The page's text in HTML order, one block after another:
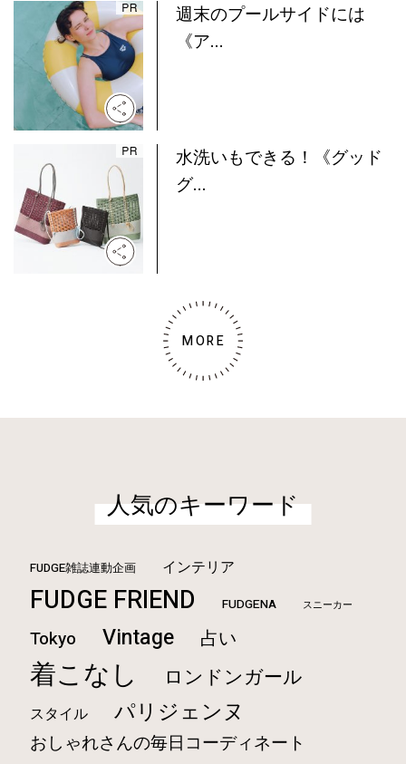
週末のプールサイドには
《ア...
水洗いもできる！《グッド
グ...
MORE
人気のキーワード
FUDGE雑誌連動企画 インテリア
FUDGE FRIEND FUDGENA スニーカー
Tokyo Vintage 占い
着こなし ロンドンガール
スタイル パリジェンヌ
おしゃれさんの毎日コーディネート